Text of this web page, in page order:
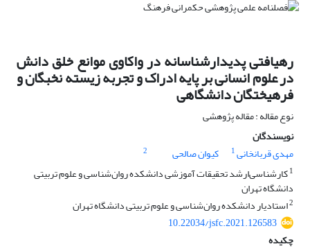
رهیافتی پدیدارشناسانه در واکاوی موانع خلق دانش
در علوم انسانی بر پایه ادراک و تجربه زیسته نخبگان و
فرهیختگان دانشگاهی
نوع مقاله : مقاله پژوهشی
نویسندگان
مهدی قربانخانی1 کیوان صالحی
2
1کارشناسی‌ارشد تحقیقات آموزشی دانشکده روان‌شناسی و علوم تربیتی
دانشگاه تهران
2استادیار دانشکده روان‌شناسی و علوم تربیتی دانشگاه تهران
10.22034/jsfc.2021.126583
چکیده